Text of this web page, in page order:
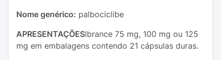
Nome genérico: palbociclibe
APRESENTAÇÕESIbrance 75 mg, 100 mg ou 125
mg em embalagens contendo 21 cápsulas duras.